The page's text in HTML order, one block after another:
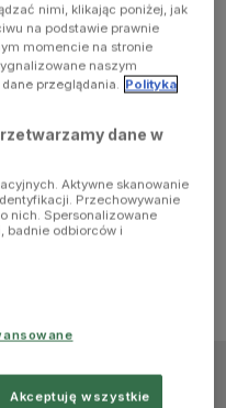
nimi, klikając poniżej, jak
na podstawie prawnie
momencie na stronie
naszym
dane przeglądania. Polityka
dane w
Aktywne skanowanie
Przechowywanie
nich. Spersonalizowane
badnie odbiorców i
Akceptuję wszystkie